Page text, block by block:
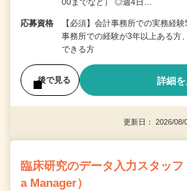
00までなど） ◎週4日…
応募資格
【必須】会計事務所での実務経
事務所での経験が3年以上ある方
できる方
後で見る 詳細
更新日： 2026/
臨床研究のデータ入力スタッ
a Manager）